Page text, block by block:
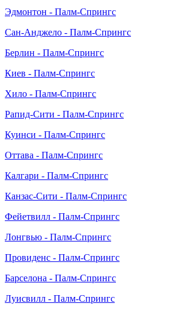
Эдмонтон - Палм-Спрингс
Сан-Анджело - Палм-Спрингс
Берлин - Палм-Спрингс
Киев - Палм-Спрингс
Хило - Палм-Спрингс
Рапид-Сити - Палм-Спрингс
Куинси - Палм-Спрингс
Оттава - Палм-Спрингс
Калгари - Палм-Спрингс
Канзас-Сити - Палм-Спрингс
Фейетвилл - Палм-Спрингс
Лонгвью - Палм-Спрингс
Провиденс - Палм-Спрингс
Барселона - Палм-Спрингс
Луисвилл - Палм-Спрингс